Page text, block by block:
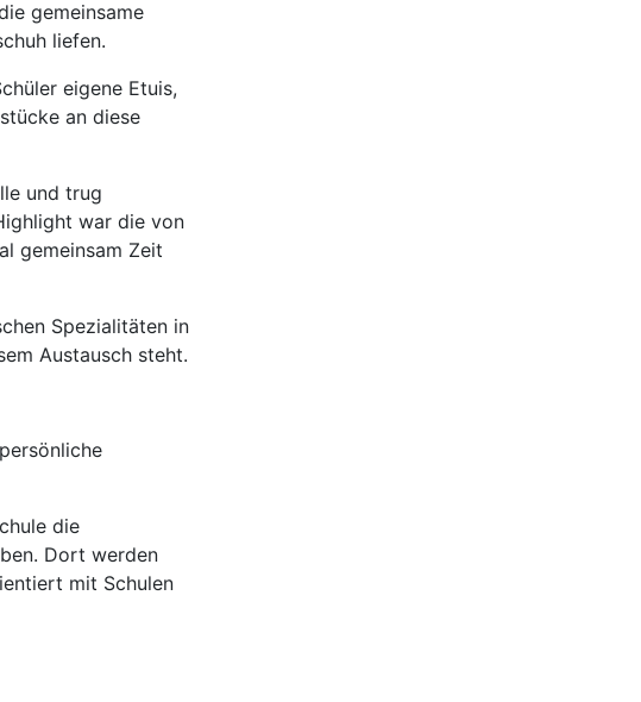
gemeinsame
liefen.
eigene Etuis,
an diese
und trug
war die von
gemeinsam Zeit
Spezialitäten in
Austausch steht.
die
Dort werden
mit Schulen